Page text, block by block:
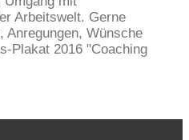
Arbeitswelt. Gerne
Anregungen, Wünsche
Plakat 2016 "Coaching